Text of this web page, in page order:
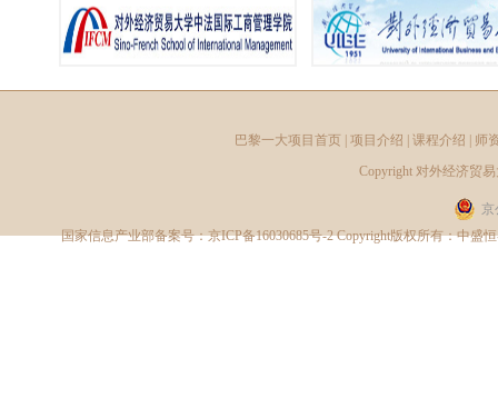
巴黎一大项目首页 项目介绍 课程介绍
师
Copyright 对外经济贸
京
国家信息产业部备案号：京ICP备16030685号-2Copyright版权所有：中盛恒